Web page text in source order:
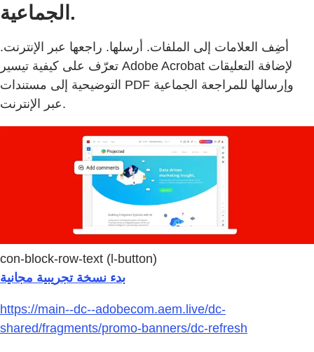
الجماعية.
أضِف العلامات إلى الملفات. أرسلها. راجعها عبر الإنترنت.
تعرّف على كيفية تيسير Adobe Acrobat لإضافة التعليقات
التوضيحية إلى مستندات PDF وإرسالها للمراجعة الجماعية
عبر الإنترنت.
con-block-row-text (l-button)
بدء نسخة تجريبية مجانية
https://main--dc--adobecom.aem.live/dc-
shared/fragments/promo-banners/dc-refresh